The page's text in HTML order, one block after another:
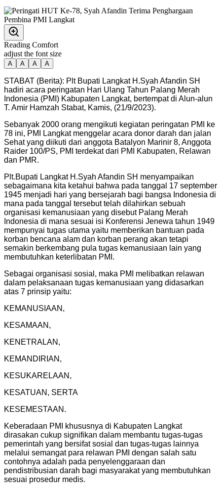
Reading Comfort
adjust the font size
A A A A
STABAT (Berita): Plt Bupati Langkat H.Syah Afandin SH
hadiri acara peringatan Hari Ulang Tahun Palang Merah
Indonesia (PMI) Kabupaten Langkat, bertempat di Alun-alun
T. Amir Hamzah Stabat, Kamis, (21/9/2023).
Sebanyak 2000 orang mengikuti kegiatan peringatan PMI ke
78 ini, PMI Langkat menggelar acara donor darah dan jalan
Sehat yang diikuti dari anggota Batalyon Marinir 8, Anggota
Raider 100/PS, PMI terdekat dari PMI Kabupaten, Relawan
dan PMR.
Plt.Bupati Langkat H.Syah Afandin SH menyampaikan
sebagaimana kita ketahui bahwa pada tanggal 17 september
1945 menjadi hari yang bersejarah bagi bangsa Indonesia di
mana pada tanggal tersebut telah dilahirkan sebuah
organisasi kemanusiaan yang disebut Palang Merah
Indonesia di mana sesuai isi Konferensi Jenewa tahun 1949
mempunyai tugas utama yaitu memberikan bantuan pada
korban bencana alam dan korban perang akan tetapi
semakin berkembang pula tugas kemanusiaan lain yang
membutuhkan keterlibatan PMI.
Sebagai organisasi sosial, maka PMI melibatkan relawan
dalam pelaksanaan tugas kemanusiaan yang didasarkan
atas 7 prinsip yaitu:
KEMANUSIAAN,
KESAMAAN,
KENETRALAN,
KEMANDIRIAN,
KESUKARELAAN,
KESATUAN, SERTA
KESEMESTAAN.
Keberadaan PMI khususnya di Kabupaten Langkat
dirasakan cukup signifikan dalam membantu tugas-tugas
pemerintah yang bersifat sosial dan tugas-tugas lainnya
melalui semangat para relawan PMI dengan salah satu
contohnya adalah pada penyelenggaraan dan
pendistribusian darah bagi masyarakat yang membutuhkan
sesuai prosedur medis.